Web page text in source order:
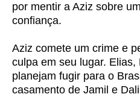
por mentir a Aziz sobre
confiança.
Aziz comete um crime e
culpa em seu lugar. Elias,
planejam fugir para o
casamento de Jamil e